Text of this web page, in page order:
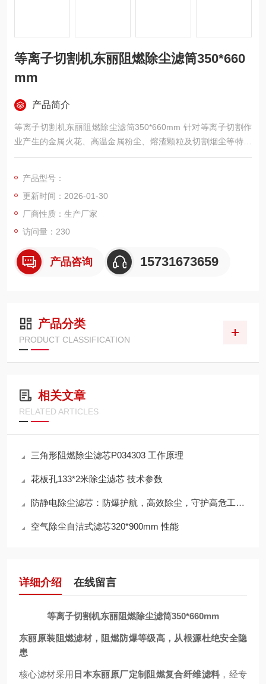
等离子切割机东丽阻燃除尘滤筒350*660
mm
产品简介
等离子切割机东丽阻燃除尘滤筒350*660mm 针对等离子切割作
业产生的金属火花、高温金属粉尘、熔渣颗粒及切割烟尘等特殊
污染物，打造阻燃防爆、耐高温、高精度过滤的核心性能，适配
备的除尘系统，是机械加工、钣金制造、钢材切割等场景中等离
子切割除尘的专用适配滤材
产品型号：
更新时间：2026-01-30
厂商性质：生产厂家
访问量：230
产品咨询 15731673659
产品分类
PRODUCT CLASSIFICATION
相关文章
RELATED ARTICLES
三角形阻燃除尘滤芯P034303 工作原理
花板孔133*2米除尘滤芯 技术参数
防静电除尘滤芯：防爆护航，高效除尘，守护高危工况安全
空气除尘自洁式滤芯320*900mm 性能
详细介绍 在线留言
等离子切割机东丽阻燃除尘滤筒350*660mm
东丽原装阻燃滤材，阻燃防爆等级高，从根源杜绝安全隐
患
核心滤材采用 日本东丽原厂定制阻燃复合纤维滤料 ，经专